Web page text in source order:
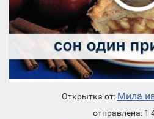
Открытка от: Мила
отправлена: 1